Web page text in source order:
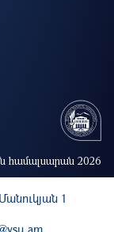
2026
1